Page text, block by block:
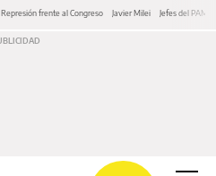
Represión frente al Congreso Javier Milei Jefes del PAMI